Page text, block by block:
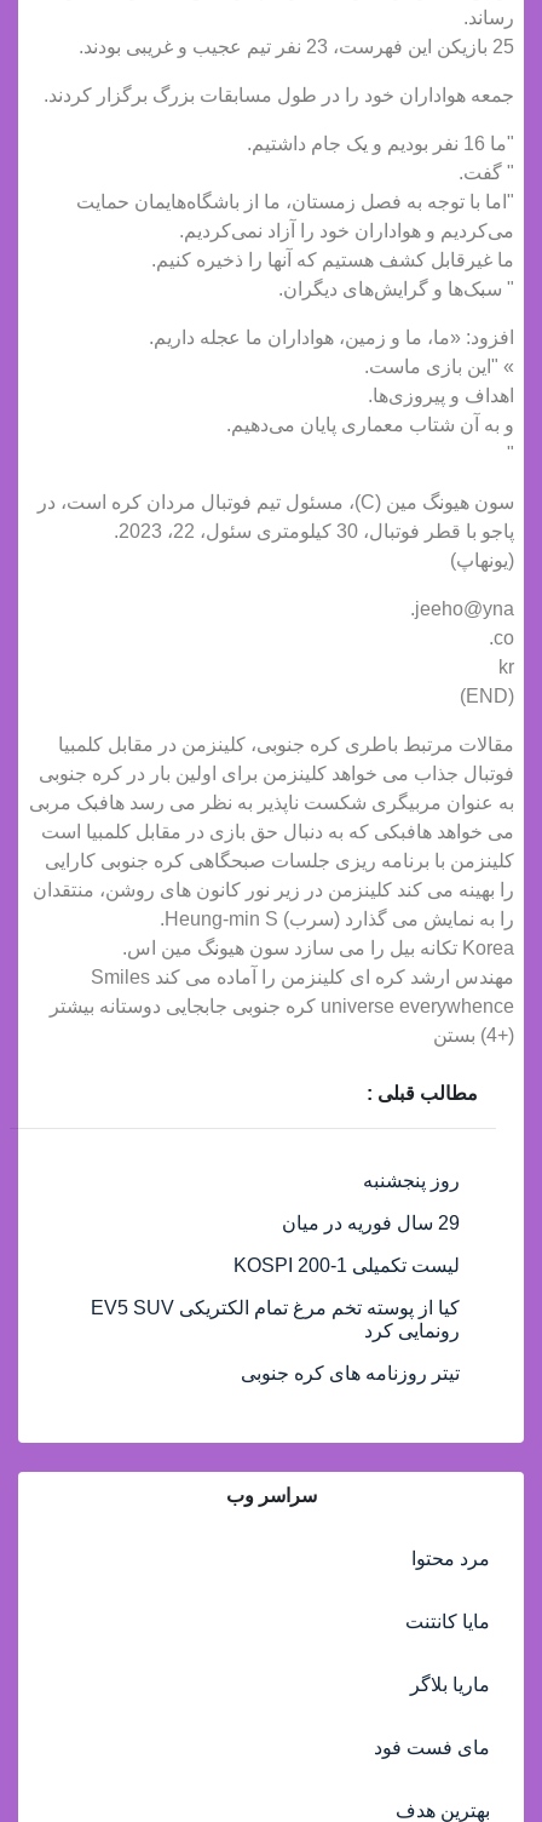
رساند.
25 بازیکن این فهرست، 23 نفر تیم عجیب و غریبی بودند.
جمعه هواداران خود را در طول مسابقات بزرگ برگزار کردند.
"ما 16 نفر بودیم و یک جام داشتیم.
" گفت.
"اما با توجه به فصل زمستان، ما از باشگاه‌هایمان حمایت
می‌کردیم و هواداران خود را آزاد نمی‌کردیم.
ما غیرقابل کشف هستیم که آنها را ذخیره کنیم.
" سبک‌ها و گرایش‌های دیگران.
افزود: «ما، ما و زمین، هواداران ما عجله داریم.
» "این بازی ماست.
اهداف و پیروزی‌ها.
و به آن شتاب معماری پایان می‌دهیم.
"
سون هیونگ مین (C)، مسئول تیم فوتبال مردان کره است، در
پاجو با قطر فوتبال، 30 کیلومتری سئول، 22، 2023.
(یونهاپ)
jeeho@yna.
co.
kr
(END)
مقالات مرتبط باطری کره جنوبی، کلینزمن در مقابل کلمبیا
فوتبال جذاب می خواهد کلینزمن برای اولین بار در کره جنوبی
به عنوان مربیگری شکست ناپذیر به نظر می رسد هافبک مربی
می خواهد هافبکی که به دنبال حق بازی در مقابل کلمبیا است
کلینزمن با برنامه ریزی جلسات صبحگاهی کره جنوبی کارایی
را بهینه می کند کلینزمن در زیر نور کانون های روشن، منتقدان
را به نمایش می گذارد (سرب) Heung-min S.
Korea تکانه بیل را می سازد سون هیونگ مین اس.
مهندس ارشد کره ای کلینزمن را آماده می کند Smiles
universe everywhence کره جنوبی جابجایی دوستانه بیشتر
(+4) بستن
مطالب قبلی :
روز پنجشنبه
29 سال فوریه در میان
لیست تکمیلی KOSPI 200-1
کیا از پوسته تخم مرغ تمام الکتریکی EV5 SUV
رونمایی کرد
تیتر روزنامه های کره جنوبی
سراسر وب
مرد محتوا
مایا کانتنت
ماریا بلاگر
مای فست فود
بهترین هدف